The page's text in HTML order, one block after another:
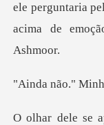
perguntaria